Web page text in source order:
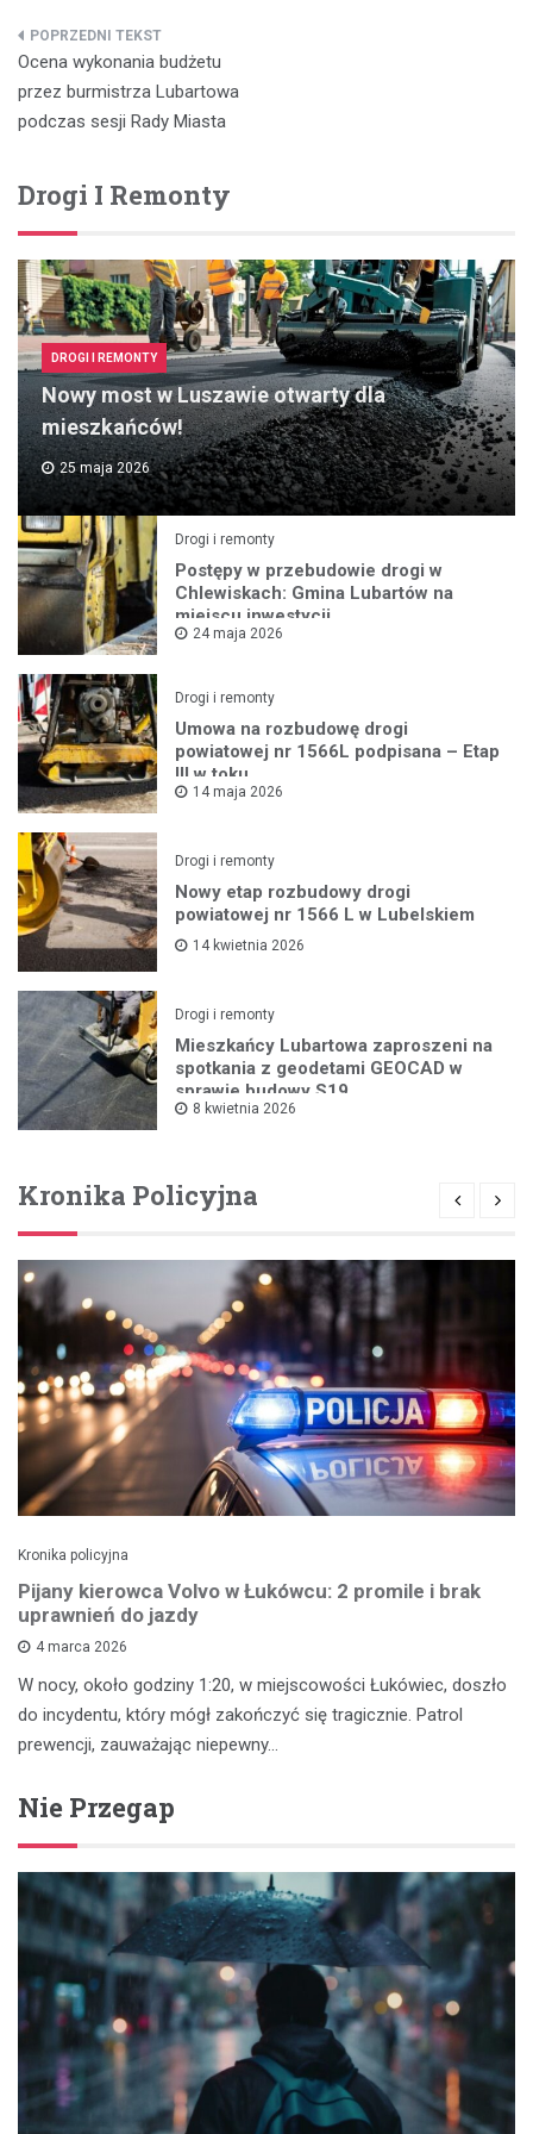
Nawigacja
wpisu
Ocena wykonania budżetu
przez burmistrza Lubartowa
podczas sesji Rady Miasta
Drogi I Remonty
DROGI I REMONTY
Nowy most w Luszawie otwarty dla
mieszkańców!
25 maja 2026
Drogi i remonty
Postępy w przebudowie drogi w
Chlewiskach: Gmina Lubartów na
miejscu inwestycji
24 maja 2026
Drogi i remonty
Umowa na rozbudowę drogi
powiatowej nr 1566L podpisana – Etap
III w toku
14 maja 2026
Drogi i remonty
Nowy etap rozbudowy drogi
powiatowej nr 1566 L w Lubelskiem
14 kwietnia 2026
Drogi i remonty
Mieszkańcy Lubartowa zaproszeni na
spotkania z geodetami GEOCAD w
sprawie budowy S19
8 kwietnia 2026
Kronika Policyjna
Kronika policyjna
Pijany kierowca Volvo w Łukówcu: 2 promile i brak
uprawnień do jazdy
4 marca 2026
W nocy, około godziny 1:20, w miejscowości Łukówiec, doszło
do incydentu, który mógł zakończyć się tragicznie. Patrol
prewencji, zauważając niepewny…
Nie Przegap